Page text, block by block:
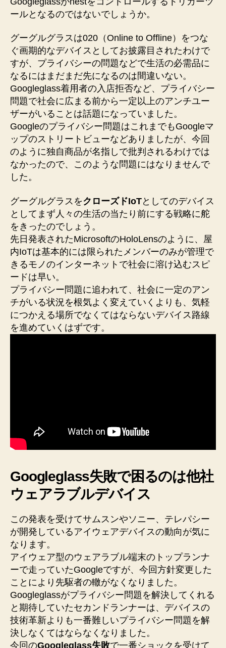
ールとなるのではないでしょうか。
グーグルグラスは020（Online to Offline）をつな
ぐ画期的なデバイスとしてお披露目されたわけで
すが、プライバシーの問題などで生活の必需品に
なるにはまだまだ先になるのは間違いない。
Googleglass着用者の入店拒否など、プライバシー
問題で社会に広まる前から一定以上のアンチユー
ザーがいることは話題になっていました。
Googleのプライバシー問題はこれまでもGoogleマ
ップのストリートビューなどありましたが、今回
のように独自商品が名指しで批判されるわけでは
なかったので、このような問題にはなりませんで
した。
グーグルグラスをクローズドIoTとしてのデバイス
としてまず人々の生活の当たり前にする戦略に舵
をきったのでしょう。
先日発表されたMicrosoftのHoloLensのように、屋
内IoTは基本的には限られたメンバーのみが管理で
きるモノのインターネットで社会に溶け込むスピ
ードは早い。
プライバシー問題に追われて、社会に一定のアン
チがいる状況を根気よく変えていくよりも、気軽
につかえる場所でなくてはならないデバイス路線
を進めていくはずです。
Googleglass失敗で困るのは他社
ウェアラブルデバイス
この発表を受けてサムスンやソニー、テレパシー
が開発しているアイウェアデバイスの動向が気に
なります。
アイウェア型のウェアラブル端末のトップランナ
ーで走っていたGoogleですが、今回方針変更した
ことにより先駆者の轍がなくなりました。
Googleglassがプライバシー問題を解決してくれる
と期待していたセカンドランナーは、デバイスの
技術革新よりも一番難しいプライバシー問題を解
決しなくてはならなくなりました。
今回のGoogleglass失敗で一番ショックを受けて